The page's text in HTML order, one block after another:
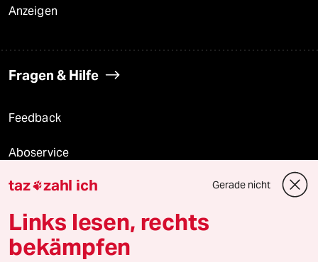
Anzeigen
Fragen & Hilfe
Feedback
Aboservice
ePaper Login
Downloads für Abonnierende
taz zahl ich Gerade nicht
Links lesen, rechts
bekämpfen